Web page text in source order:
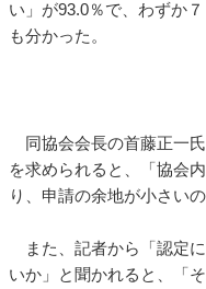
い」が93.0％で、わずか
も分かった。
同協会会長の首藤正一
を求められると、「協会
り、申請の余地が小さい
また、記者から「認定
いか」と聞かれると、「